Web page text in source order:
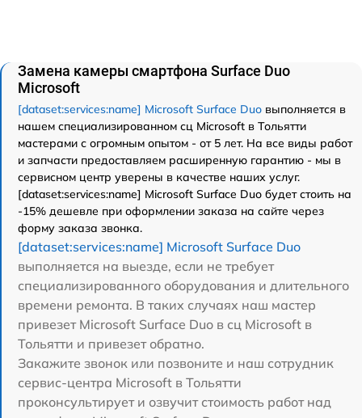
Замена камеры смартфона Surface Duo
Microsoft
[dataset:services:name] Microsoft Surface Duo выполняется в
нашем специализированном сц Microsoft в Тольятти
мастерами с огромным опытом - от 5 лет. На все виды работ
и запчасти предоставляем расширенную гарантию - мы в
сервисном центр уверены в качестве наших услуг.
[dataset:services:name] Microsoft Surface Duo будет стоить на
-15% дешевле при оформлении заказа на сайте через
форму заказа звонка.
[dataset:services:name] Microsoft Surface Duo
выполняется на выезде, если не требует
специализированного оборудования и длительного
времени ремонта. В таких случаях наш мастер
привезет Microsoft Surface Duo в сц Microsoft в
Тольятти и привезет обратно.
Закажите звонок или позвоните и наш сотрудник
сервис-центра Microsoft в Тольятти
проконсультирует и озвучит стоимость работ над